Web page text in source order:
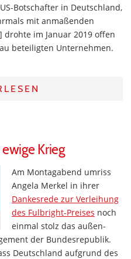
Botschafter in Deutschland,
mit anmaßenden
] drohte im Januar 2019 offen
beteiligten Unternehmen.
Krieg
Am Montagabend umriss
Angela Merkel in ihrer
Dankesrede zur Verleihung
des Fulbright-Preises noch
einmal stolz das außen-
der Bundesrepublik.
Deutschland aufgrund des